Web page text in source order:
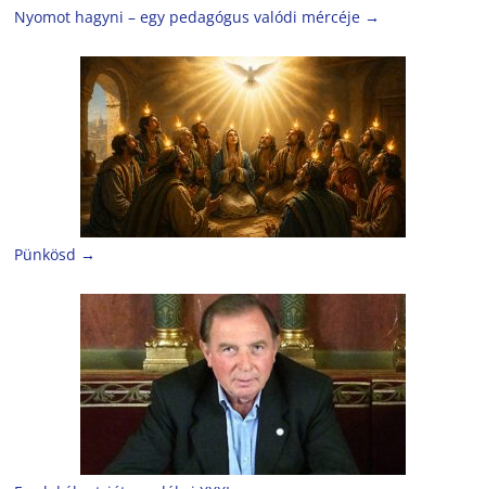
Nyomot hagyni – egy pedagógus valódi mércéje →
Pünkösd →